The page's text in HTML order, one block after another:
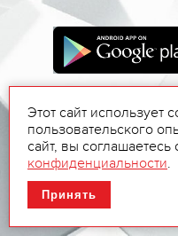
Этот сайт использует
пользовательского
сайт, вы соглашаетесь
конфиденциальности.
Принять